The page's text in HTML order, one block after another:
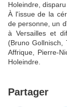
Holeindre,
À l'issue de la
de personne, un
à Versailles et
(Bruno Gollnisch,
Affrique, Pierre-
Holeindre.
Partager